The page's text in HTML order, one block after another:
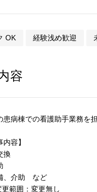
OK 経験浅め歓迎
容
患病棟での看護助手業務を
内容】
換
、介助 など
範囲：変更無し